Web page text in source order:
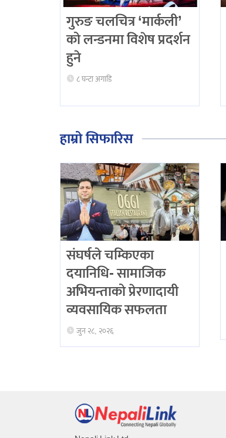
गुरुङ चलचित्र ‘मार्कली’
को लन्डनमा विशेष प्रदर्शन
हुने
८ घन्टा अगाडि
हाम्रो सिफारिस
संघर्षले चम्किएका
दयानिधि- सामाजिक
अभियन्ताको प्रेरणादायी
व्यवसायिक सफलता
जुन २८, २०२६